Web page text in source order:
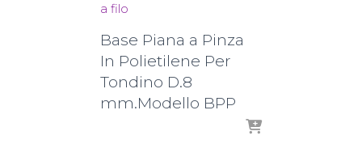
a filo
Base Piana a Pinza
In Polietilene Per
Tondino D.8
mm.Modello BPP